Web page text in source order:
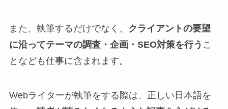
また、執筆するだけでなく、 クライアントの要望
に沿ってテーマの調査・企画・SEO対策を行う こ
となども仕事に含まれます。
Webライターが執筆をする際は、正しい日本語を